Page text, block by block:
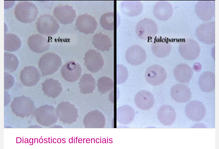
Diagnósticos diferenciais